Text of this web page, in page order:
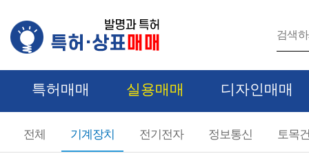
특허매매 실용매매 디자인매매
전체 기계장치 전기전자 정보통신 토목